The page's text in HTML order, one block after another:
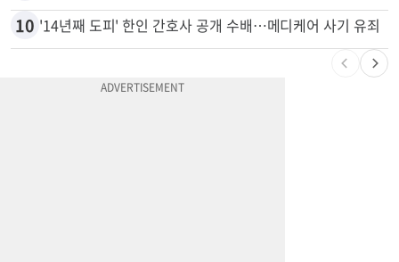
10 '14년째 도피' 한인 간호사 공개 수배…메디케어 사기 유죄